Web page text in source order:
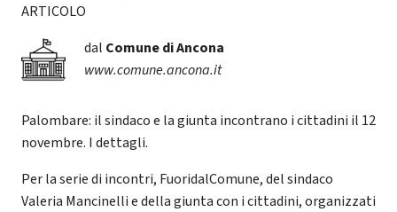
ARTICOLO
dal Comune di Ancona
www.comune.ancona.it
Palombare: il sindaco e la giunta incontrano i cittadini il 12
novembre. I dettagli.
Per la serie di incontri, FuoridalComune, del sindaco
Valeria Mancinelli e della giunta con i cittadini, organizzati